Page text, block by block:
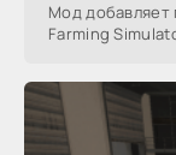
Мод добавляет
Farming